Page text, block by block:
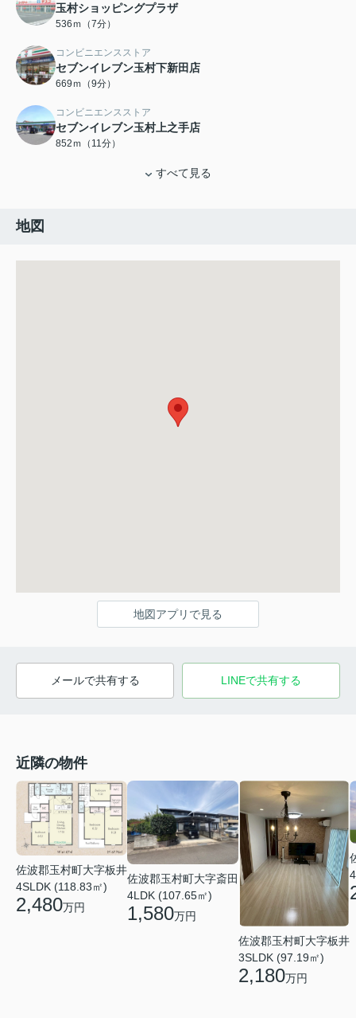
玉村ショッピングプラザ
536ｍ（7分）
コンビニエンスストア
セブンイレブン玉村下新田店
669ｍ（9分）
コンビニエンスストア
セブンイレブン玉村上之手店
852ｍ（11分）
すべて見る
地図
地図アプリで見る
メールで共有する LINEで共有する
近隣の物件
佐波郡玉村町大字板井
4SLDK (118.83㎡)
2,480万円
佐波郡玉村町大字斎田
4LDK (107.65㎡)
1,580万円
佐波郡玉村町大字板井
3SLDK (97.19㎡)
2,180万円